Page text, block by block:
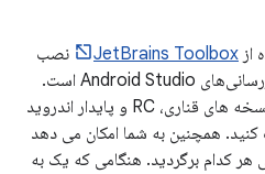
JetBrains Toolbox
نصب
کرده‌اید، Toolbox مسئول به‌روزرسانی‌های Android Studio است.
جعبه ابزار به شما امکان می دهد نسخه های قناری، RC و پایدار اندروید
همچنین به شما امکان می دهد
کدام برگردید. هنگامی که یک به